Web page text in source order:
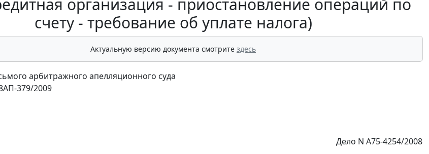
организация - приостановление операций по
счету - требование об уплате налога)
Актуальную версию документа смотрите здесь
арбитражного апелляционного суда
379/2009
Дело N А75-4254/2008